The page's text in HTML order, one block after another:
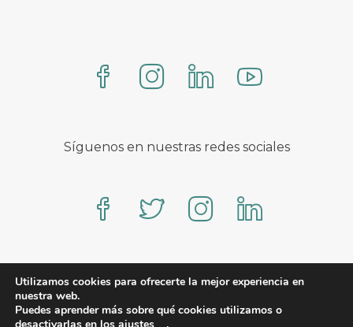
Síguenos en nuestras redes sociales
Proteo – A WooCommerce theme by YITH
Utilizamos cookies para ofrecerte la mejor experiencia en
nuestra web.
Puedes aprender más sobre qué cookies utilizamos o